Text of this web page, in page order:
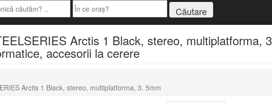
Arctis 1 Black, stereo, multiplatforma,
accesorii la cerere
Arctis 1 Black, stereo, multiplatforma, 3. 5mm